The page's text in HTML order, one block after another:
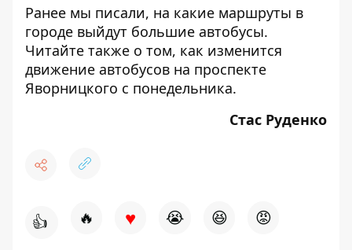
Ранее мы писали, на какие маршруты в
городе выйдут большие автобусы.
Читайте также о том, как изменится
движение автобусов на проспекте
Яворницкого с понедельника.
Стас Руденко
👍 🔥 ♥ 😭 😆 😡